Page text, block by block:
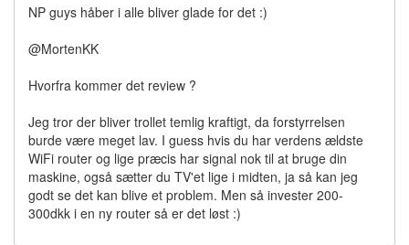
NP guys håber i alle bliver glade for det :)
@MortenKK
Hvorfra kommer det review ?
Jeg tror der bliver trollet temlig kraftigt, da forstyrrelsen
burde være meget lav. I guess hvis du har verdens ældste
WiFi router og lige præcis har signal nok til at bruge din
maskine, også sætter du TV'et lige i midten, ja så kan jeg
godt se det kan blive et problem. Men så invester 200-
300dkk i en ny router så er det løst :)